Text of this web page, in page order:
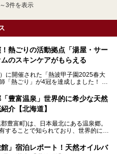
3件を表示
熱ごりの活動拠点「湯屋・サー
のスキンケアがもらえる
に開催された「熱波甲子園2025春大
「熱ごり」が4冠を達成しました！
銭湯「湯屋・サーモン」にて、メンズ
ルクオムの「ONE DAY KIT」を数量
します。
い。※6月13日配布開始、なくなり次
豊富温泉」世界的に希少な天然
介【北海道】
豊富町)は、日本最北にある温泉郷。
することで知られており、世界的にも
、遠隔地ながらも全国から湯治・療養
れます。
」宿泊レポート！天然オイルバ